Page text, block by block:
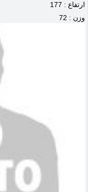
ارتفاع : 177
وزن : 72